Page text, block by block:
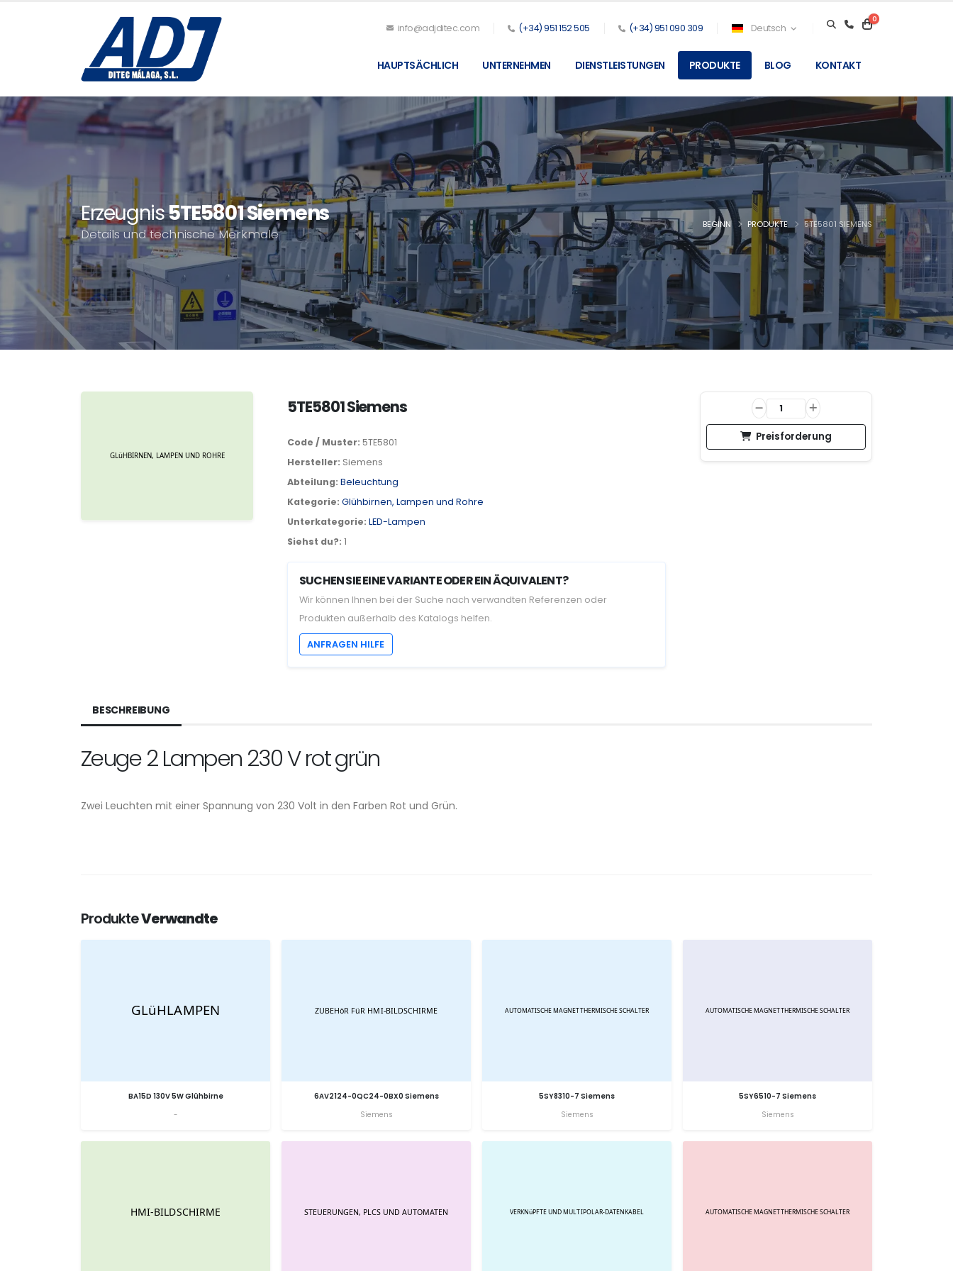
info@adjditec.com (+34) 951 152 505 (+34) 951 090 309 Deutsch
0
HAUPTSÄCHLICH UNTERNEHMEN DIENSTLEISTUNGEN PRODUKTE BLOG KONTAKT
Erzeugnis5TE5801 Siemens
Details und technische Merkmale
BEGINN PRODUKTE 5TE5801 SIEMENS
5TE5801 Siemens
Code / Muster: 5TE5801
Hersteller: Siemens
Abteilung: Beleuchtung
Kategorie: Glühbirnen, Lampen und Rohre
Unterkategorie: LED-Lampen
Siehst du?: 1
SUCHEN SIE EINE VARIANTE ODER EIN ÄQUIVALENT?
Wir können Ihnen bei der Suche nach verwandten Referenzen oder
Produkten außerhalb des Katalogs helfen.
ANFRAGEN HILFE
Preisforderung
BESCHREIBUNG
Zeuge 2 Lampen 230 V rot grün
Zwei Leuchten mit einer Spannung von 230 Volt in den Farben Rot und Grün.
ProdukteVerwandte
BA15D 130V 5W Glühbirne
-
6AV2124-0QC24-0BX0 Siemens
Siemens
5SY8310-7 Siemens
Siemens
5SY6510-7 Siemens
Siemens